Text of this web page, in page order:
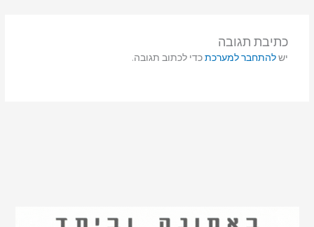
כתיבת תגובה
ישלהתחבר למערכתכדי לכתוב תגובה.